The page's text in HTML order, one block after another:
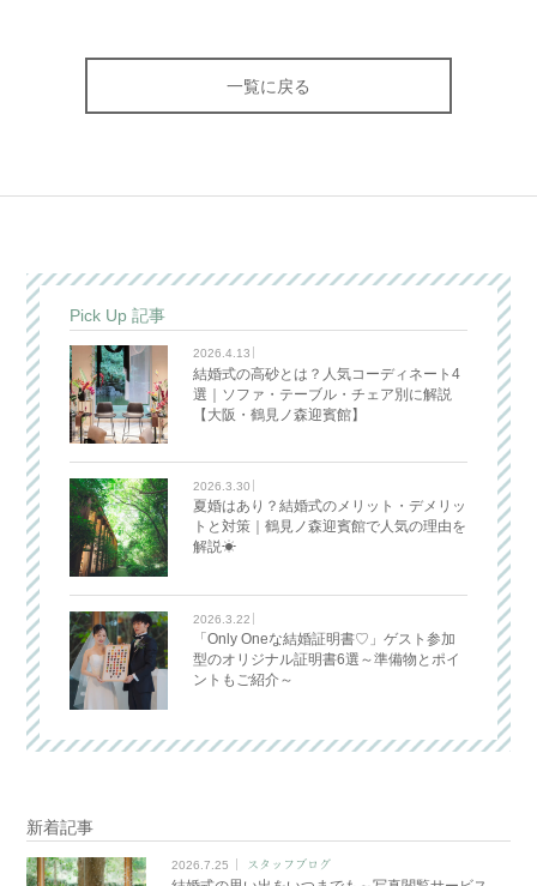
一覧に戻る
Pick Up 記事
2026.4.13
結婚式の高砂とは？人気コーディネート4
選｜ソファ・テーブル・チェア別に解説
【大阪・鶴見ノ森迎賓館】
2026.3.30
夏婚はあり？結婚式のメリット・デメリッ
トと対策｜鶴見ノ森迎賓館で人気の理由を
解説☀
2026.3.22
「Only Oneな結婚証明書♡」ゲスト参加
型のオリジナル証明書6選～準備物とポイ
ントもご紹介～
新着記事
2026.7.25 スタッフブログ